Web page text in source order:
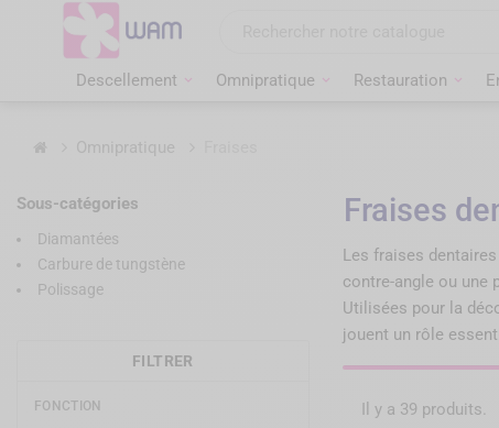
Descellement Omnipratique Restauration
AccueilOmnipratique
Sous-catégories
Diamantées
Carbure de tungstène
Polissage
FILTRER
FONCTION
Fraises
Les fraises
contre-angle ou une
Utilisées pour la
jouent un rôle
Il y a 39 produits.